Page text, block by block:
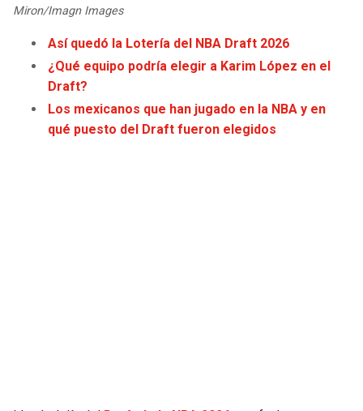
JAGUARS
WIZARDS
Miron/Imagn Images
Así quedó la Lotería del NBA Draft 2026
¿Qué equipo podría elegir a Karim López en el
Draft?
Los mexicanos que han jugado en la NBA y en
qué puesto del Draft fueron elegidos